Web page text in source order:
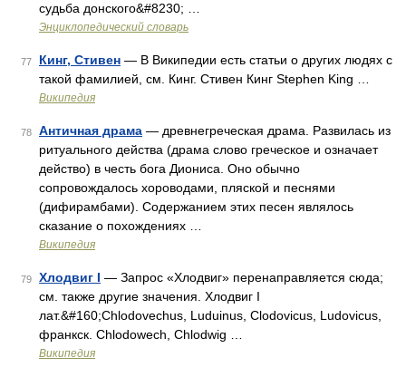
судьба донского&#8230; …
Энциклопедический словарь
77 Кинг, Стивен — В Википедии есть статьи о других людях с
такой фамилией, см. Кинг. Стивен Кинг Stephen King …
Википедия
78 Античная драма — древнегреческая драма. Развилась из
ритуального действа (драма слово греческое и означает
действо) в честь бога Диониса. Оно обычно
сопровождалось хороводами, пляской и песнями
(дифирамбами). Содержанием этих песен являлось
сказание о похождениях …
Википедия
79 Хлодвиг I — Запрос «Хлодвиг» перенаправляется сюда;
см. также другие значения. Хлодвиг I
лат.&#160;Chlodovechus, Luduinus, Clodovicus, Ludovicus,
франкск. Chlodowech, Chlodwig …
Википедия